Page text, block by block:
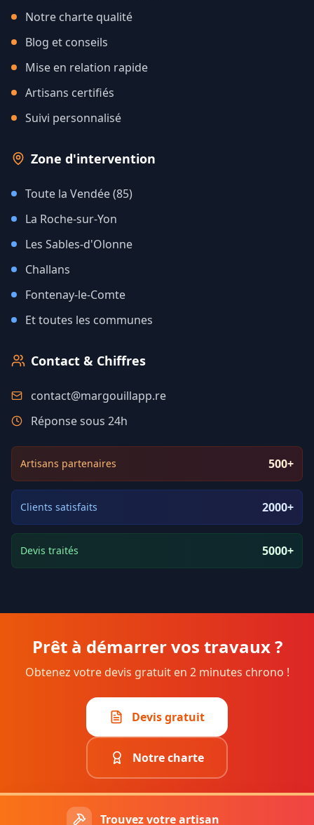
Trouvez votre artisan
Notre charte qualité
Blog et conseils
Mise en relation rapide
Artisans certifiés
Suivi personnalisé
Zone d'intervention
Toute la Vendée (85)
La Roche-sur-Yon
Les Sables-d'Olonne
Challans
Fontenay-le-Comte
Et toutes les communes
Contact & Chiffres
contact@margouillapp.re
Réponse sous 24h
Artisans partenaires 500+
Clients satisfaits 2000+
Devis traités 5000+
Prêt à démarrer vos travaux ?
Obtenez votre devis gratuit en 2 minutes chrono !
Devis gratuit
Notre charte